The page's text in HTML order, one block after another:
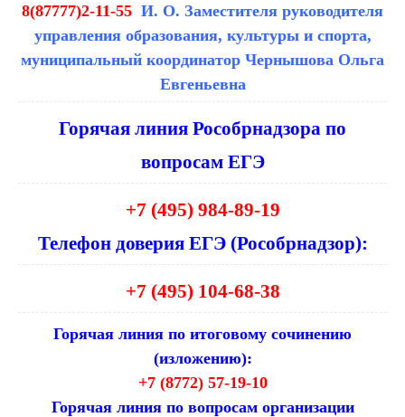
8(87777)2-11-55 И. О. Заместителя руководителя
управления образования, культуры и спорта,
муниципальный координатор Чернышова Ольга
Евгеньевна
Горячая линия Рособрнадзора по
вопросам ЕГЭ
+7 (495) 984-89-19
Телефон доверия ЕГЭ (Рособрнадзор):
+7 (495) 104-68-38
Горячая линия по итоговому сочинению
(изложению):
+7 (8772) 57-19-10
Горячая линия по вопросам организации